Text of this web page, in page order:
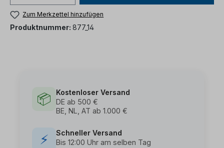
Zum Merkzettel hinzufügen
Produktnummer: 877_14
📦
Kostenloser Versand
DE ab 500 €
BE, NL, AT ab 1.000 €
⚡
Schneller Versand
Bis 12:00 Uhr am selben Tag